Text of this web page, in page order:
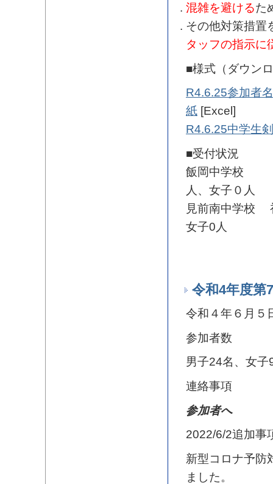
混雑を避けるた
その他対策措置
タッフの指示に
■様式（ダウン
R4.6.25参加者
紙 [Excel]
R4.6.25中学生
■受付状況
飯岡中学校 初
人、女子０人
見前南中学校
女子0人
令和4年度第
令和４年６月５
参加者数
男子24名、女
連絡事項
参加者へ
2022/6/2追加事
新型コロナ予防
ました。